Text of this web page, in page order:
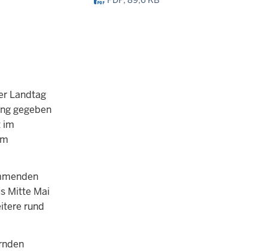
Landtag
gegeben
im
Mitte Mai
rund